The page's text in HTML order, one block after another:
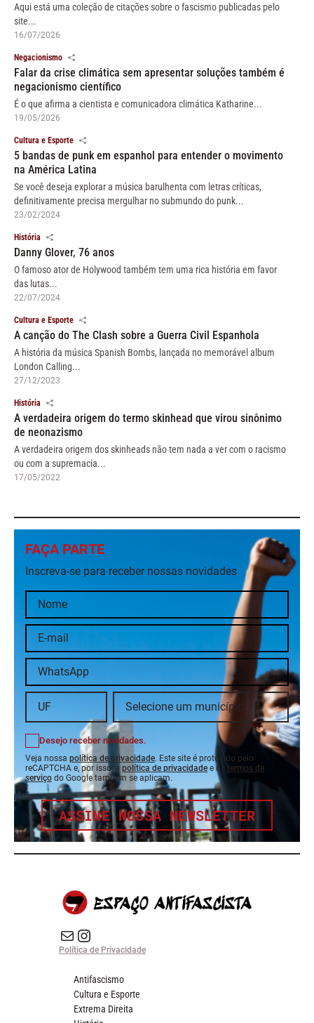
Aqui está uma coleção de citações sobre o fascismo publicadas pelo
site...
16/07/2026
Negacionismo
Falar da crise climática sem apresentar soluções também é
negacionismo científico
É o que afirma a cientista e comunicadora climática Katharine...
19/05/2026
Cultura e Esporte
5 bandas de punk em espanhol para entender o movimento
na América Latina
Se você deseja explorar a música barulhenta com letras críticas,
definitivamente precisa mergulhar no submundo do punk...
23/02/2024
História
Danny Glover, 76 anos
O famoso ator de Holywood também tem uma rica história em favor
das lutas...
22/07/2024
Cultura e Esporte
A canção do The Clash sobre a Guerra Civil Espanhola
A história da música Spanish Bombs, lançada no memorável album
London Calling...
27/12/2023
História
A verdadeira origem do termo skinhead que virou sinônimo
de neonazismo
A verdadeira origem dos skinheads não tem nada a ver com o racismo
ou com a supremacia...
17/05/2022
FAÇA PARTE
Inscreva-se para receber nossas novidades
Desejo receber novidades.
Veja nossa política de privacidade. Este site é protegido pelo
reCAPTCHA e, por isso, a política de privacidade e os termos de
serviço do Google também se aplicam.
ASSINE NOSSA NEWSLETTER
E-mail Instagram do Espaço Antifascista
Política de Privacidade
Antifascismo
Cultura e Esporte
Extrema Direita